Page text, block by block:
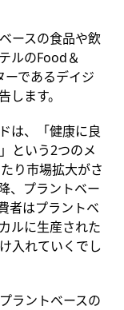
ースの食品や飲
ルのFood＆
であるデイジ
ます。
は、「健康に良
という2つのメ
り市場拡大がさ
、プラントベー
者はプラントベ
ルに生産された
入れていくでし
ラントベースの